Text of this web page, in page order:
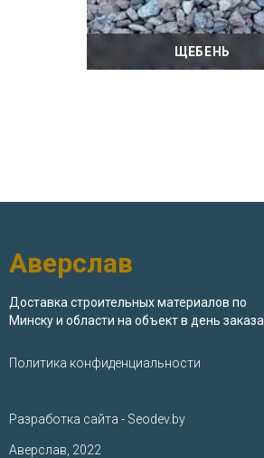
ЩЕБЕНЬ
Аверслав
Доставка строительных материалов по
Минску и области на объект в день заказа
Политика конфиденциальности
Разработка сайта - Seodev.by
Аверслав, 2022